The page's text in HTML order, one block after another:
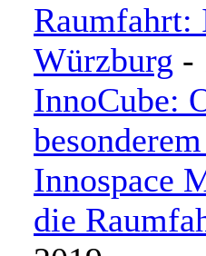
Raumfahrt:
Würzburg -
InnoCube:
Innospace
die